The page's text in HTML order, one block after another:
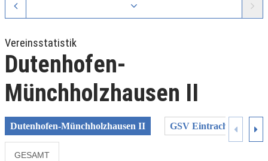
Vereinsstatistik
Dutenhofen-
Münchholzhausen II
Dutenhofen-Münchholzhausen II GSV Eintracht
GESAMT